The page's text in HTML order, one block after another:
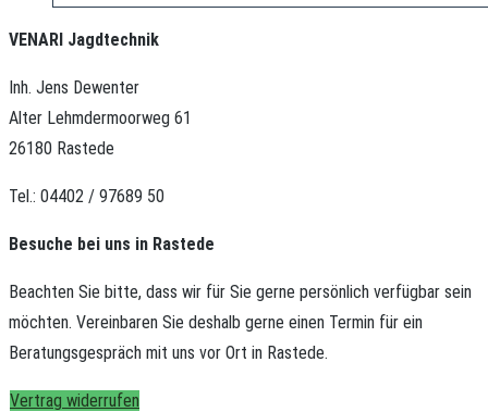
VENARI Jagdtechnik
Inh. Jens Dewenter
Alter Lehmdermoorweg 61
26180 Rastede
Tel.: 04402 / 97689 50
Besuche bei uns in Rastede
Beachten Sie bitte, dass wir für Sie gerne persönlich verfügbar sein
möchten. Vereinbaren Sie deshalb gerne einen Termin für ein
Beratungsgespräch mit uns vor Ort in Rastede.
Vertrag widerrufen